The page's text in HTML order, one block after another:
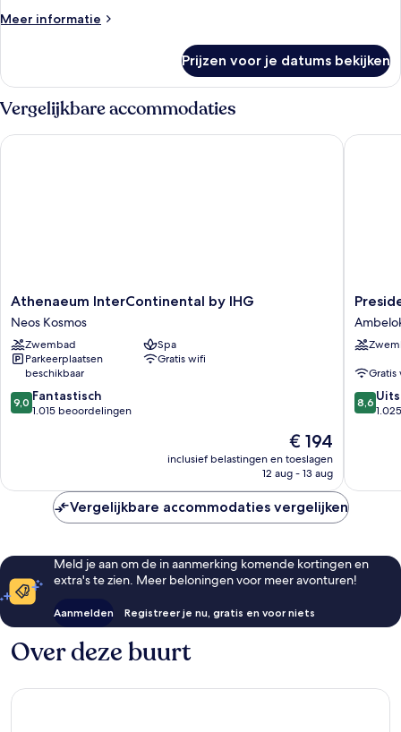
roken
Meer informatie
Meer
kamer,
queensize
roken
Prijzen voor je datums bekijken
Vergelijkbare accommodaties
Athenaeum
InterContinental
by
IHG
Neos
Kosmos
Athenaeum InterContinental by IHG
Neos Kosmos
Zwembad
Spa
Parkeerplaatsen
beschikbaar
Gratis wifi
9.0
van
9,0 Fantastisch
1.015 beoordelingen
De
prijs
is
€ 194
inclusief belastingen en toeslagen
12 aug - 13 aug
Athenaeum InterContinental by IHG
Hotel
Athens
Gratis
8.6
van
8,6
Vergelijkbare accommodaties vergelijken
Meld je aan om de in aanmerking komende kortingen en
extra's te zien. Meer beloningen voor meer avonturen!
Aanmelden Registreer je nu, gratis en voor niets
Over deze buurt